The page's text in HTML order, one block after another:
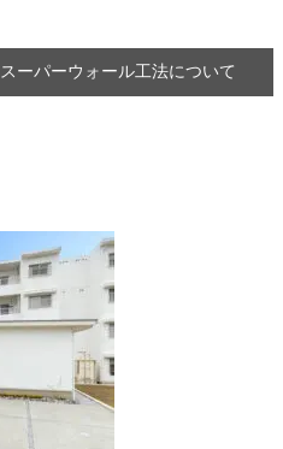
スーパーウォール工法について